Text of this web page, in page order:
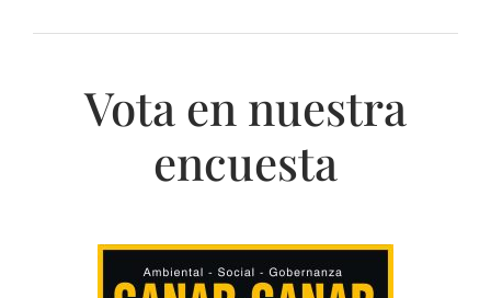
Vota en nuestra
encuesta